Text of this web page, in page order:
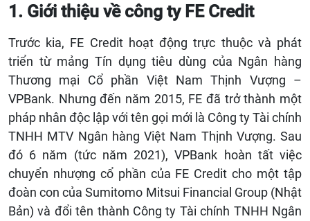
1. Giới thiệu về công tyFE Credit
Trước kia, FE Credit hoạt động trực thuộc và phát
triển từ mảng Tín dụng tiêu dùng của Ngân hàng
Thương mại Cổ phần Việt Nam Thịnh Vượng –
VPBank. Nhưng đến năm 2015, FE đã trở thành một
pháp nhân độc lập với tên gọi mới là Công ty Tài chính
TNHH MTV Ngân hàng Việt Nam Thịnh Vượng. Sau
đó 6 năm (tức năm 2021), VPBank hoàn tất việc
chuyển nhượng cổ phần của FE Credit cho một tập
đoàn con của Sumitomo Mitsui Financial Group (Nhật
Bản) và đổi tên thành Công ty Tài chính TNHH Ngân